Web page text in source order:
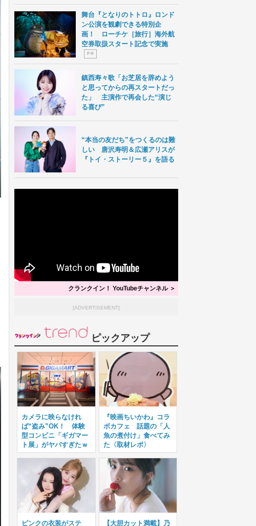
舞台『となりのトトロ』ロンド
ン公演を観劇できる特別企
画！ ローチケ［旅行］海外航
空券取扱スタート記念で実施
P R
鎮西寿々歌「お芝居を辞めよう
と思ってからの再スタートだっ
た」 主演作で再会した“演じ
る喜び”
“本当の友だち”をつくるのは難
しい 唐沢寿明＆広瀬アリスが
『トイ・ストーリー５』を語る
クランクイン！ YouTubeチャンネル ＞
[ADVERTISEMENT]
ピックアップ
カメラに映らなけれ
ば“盗み”OK！ 体験
型コンビニ「ギガマー
ト展」がヤバすぎたｗ
『映画ちいかわ』コラ
ボカフェ 話題の「人
魚の煮付け」食べてみ
た〈取材レポ〉
ピンクの衣装がステ 【大胆カット満載】乃